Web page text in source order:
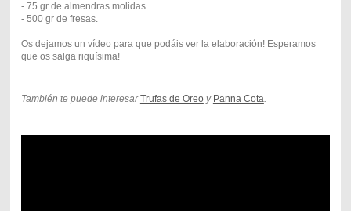
- 75 gr de almendras molidas.
- 500 gr de fresas.
Os dejamos un vídeo para que podáis ver la elaboración! Esperamos
que os salga riquísima!
También te puede interesarTrufas de Oreoy Panna Cota